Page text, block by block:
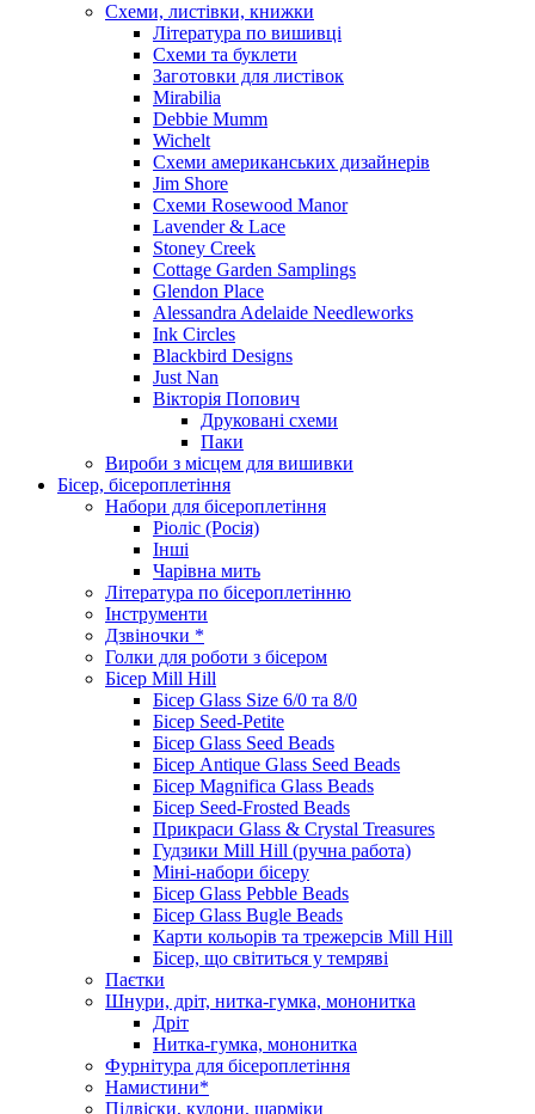
Схеми, листівки, книжки
Література по вишивці
Схеми та буклети
Заготовки для листівок
Mirabilia
Debbie Mumm
Wichelt
Схеми американських дизайнерів
Jim Shore
Cхеми Rosewood Manor
Lavender & Lace
Stoney Creek
Cottage Garden Samplings
Glendon Place
Alessandra Adelaide Needleworks
Ink Circles
Blackbird Designs
Just Nan
Вікторія Попович
Друковані схеми
Паки
Вироби з місцем для вишивки
Бісер, бісероплетіння
Набори для бісероплетіння
Ріоліс (Росія)
Інші
Чарівна мить
Література по бісероплетінню
Інструменти
Дзвіночки *
Голки для роботи з бісером
Бісер Mill Hill
Бісер Glass Size 6/0 та 8/0
Бісер Seed-Petite
Бісер Glass Seed Beads
Бісер Antique Glass Seed Beads
Бісер Magnifica Glass Beads
Бісер Seed-Frosted Beads
Прикраси Glass & Crystal Treasures
Гудзики Mill Hill (ручна работа)
Міні-набори бісеру
Бісер Glass Pebble Beads
Бісер Glass Bugle Beads
Карти кольорів та трежерсів Mill Hill
Бісер, що світиться у темряві
Паєтки
Шнури, дріт, нитка-гумка, мононитка
Дріт
Нитка-гумка, мононитка
Фурнітура для бісероплетіння
Намистини*
Підвіски, кулони, шарміки